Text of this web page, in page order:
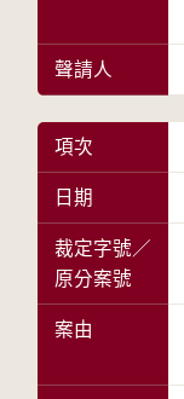
聲請人
項次
日期
裁定字號／
原分案號
案由